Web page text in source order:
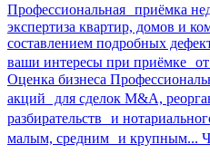
Профессиональная приёмка
экспертиза квартир, домов и
составлением подробных
ваши интересы при приёмке от
Оценка бизнеса
акций для сделок M&A,
разбирательств и
малым, средним и крупным...